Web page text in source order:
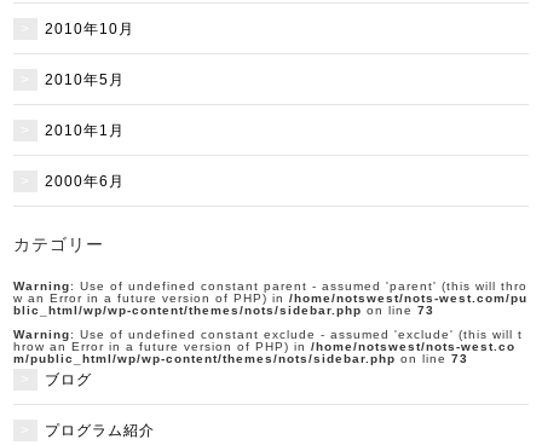
2010年10月
2010年5月
2010年1月
2000年6月
カテゴリー
Warning: Use of undefined constant parent - assumed 'parent' (this will thro
w an Error in a future version of PHP) in/home/notswest/nots-west.com/pu
blic_html/wp/wp-content/themes/nots/sidebar.php on line73
Warning: Use of undefined constant exclude - assumed 'exclude' (this will t
hrow an Error in a future version of PHP) in/home/notswest/nots-west.co
m/public_html/wp/wp-content/themes/nots/sidebar.php on line73
ブログ
プログラム紹介